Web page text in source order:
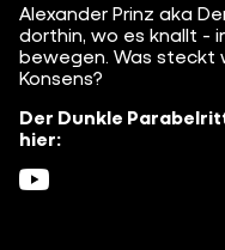
Alexander Prinz aka
dorthin, wo es knallt -
bewegen. Was steckt
Konsens?
Der Dunkle
hier: